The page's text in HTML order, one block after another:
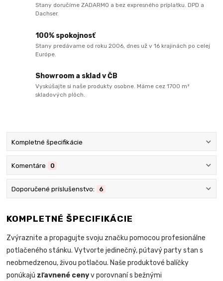
Stany doručíme ZADARMO a bez expresného príplatku. DPD a
Dachser.
100% spokojnosť
Stany predávame od roku 2006, dnes už v 16 krajinách po celej
Európe.
Showroom a sklad v ČB
Vyskúšajte si naše produkty osobne. Máme cez 1700 m²
skladových plôch.
Kompletné špecifikácie
Komentáre 0
Doporučené príslušenstvo: 6
KOMPLETNÉ ŠPECIFIKÁCIE
Zvýraznite a propagujte svoju značku pomocou profesionálne
potlačeného stánku. Vytvorte jedinečný, pútavý party stan s
neobmedzenou, živou potlačou. Naše produktové balíčky
ponúkajú zľavnené cenyv porovnaní s bežnými